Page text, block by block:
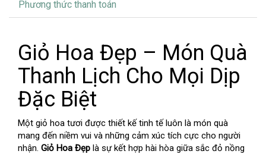
Phương thức thanh toán
Giỏ Hoa Đẹp – Món Quà
Thanh Lịch Cho Mọi Dịp
Đặc Biệt
Một giỏ hoa tươi được thiết kế tinh tế luôn là món quà
mang đến niềm vui và những cảm xúc tích cực cho người
nhận. Giỏ Hoa Đẹp là sự kết hợp hài hòa giữa sắc đỏ nồng